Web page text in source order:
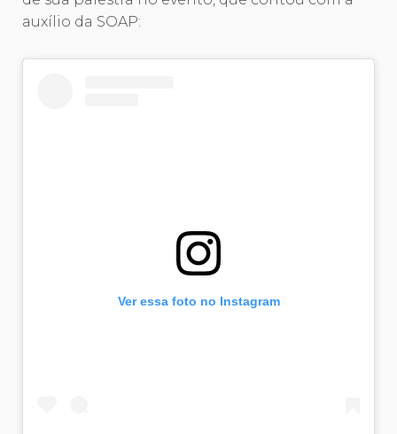
auxílio da SOAP:
Ver essa foto no Instagram